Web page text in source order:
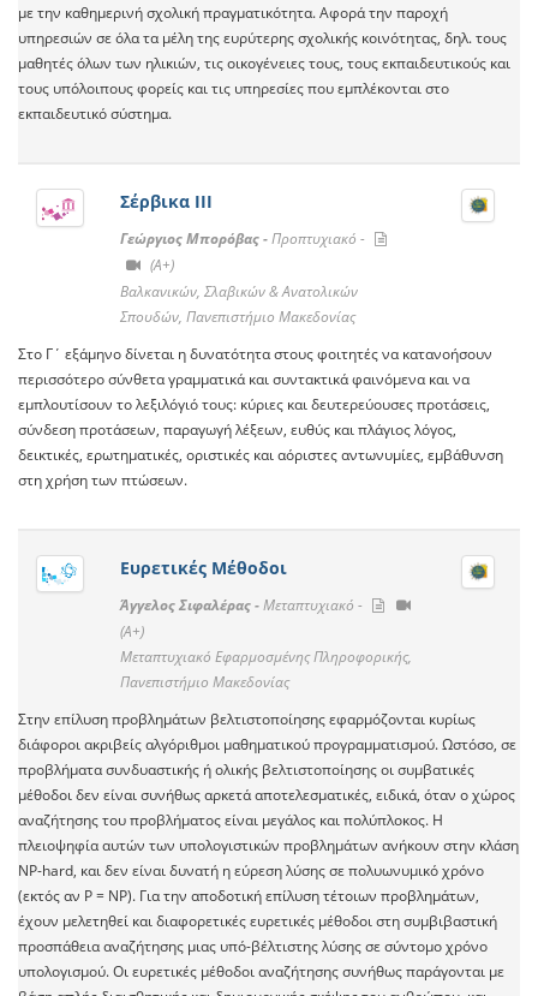
με την καθημερινή σχολική πραγματικότητα. Αφορά την παροχή
υπηρεσιών σε όλα τα μέλη της ευρύτερης σχολικής κοινότητας, δηλ. τους
μαθητές όλων των ηλικιών, τις οικογένειες τους, τους εκπαιδευτικούς και
τους υπόλοιπους φορείς και τις υπηρεσίες που εμπλέκονται στο
εκπαιδευτικό σύστημα.
Σέρβικα ΙΙΙ
Γεώργιος Μπορόβας -Προπτυχιακό -
(A+)
Βαλκανικών, Σλαβικών & Ανατολικών
Σπουδών, Πανεπιστήμιο Μακεδονίας
Στο Γ΄ εξάμηνο δίνεται η δυνατότητα στους φοιτητές να κατανοήσουν
περισσότερο σύνθετα γραμματικά και συντακτικά φαινόμενα και να
εμπλουτίσουν το λεξιλόγιό τους: κύριες και δευτερεύουσες προτάσεις,
σύνδεση προτάσεων, παραγωγή λέξεων, ευθύς και πλάγιος λόγος,
δεικτικές, ερωτηματικές, οριστικές και αόριστες αντωνυμίες, εμβάθυνση
στη χρήση των πτώσεων.
Ευρετικές Μέθοδοι
Άγγελος Σιφαλέρας -Μεταπτυχιακό -
(A+)
Μεταπτυχιακό Εφαρμοσμένης Πληροφορικής,
Πανεπιστήμιο Μακεδονίας
Στην επίλυση προβλημάτων βελτιστοποίησης εφαρμόζονται κυρίως
διάφοροι ακριβείς αλγόριθμοι μαθηματικού προγραμματισμού. Ωστόσο, σε
προβλήματα συνδυαστικής ή ολικής βελτιστοποίησης οι συμβατικές
μέθοδοι δεν είναι συνήθως αρκετά αποτελεσματικές, ειδικά, όταν ο χώρος
αναζήτησης του προβλήματος είναι μεγάλος και πολύπλοκος. Η
πλειοψηφία αυτών των υπολογιστικών προβλημάτων ανήκουν στην κλάση
NP-hard, και δεν είναι δυνατή η εύρεση λύσης σε πολυωνυμικό χρόνο
(εκτός αν P = NP). Για την αποδοτική επίλυση τέτοιων προβλημάτων,
έχουν μελετηθεί και διαφορετικές ευρετικές μέθοδοι στη συμβιβαστική
προσπάθεια αναζήτησης μιας υπό-βέλτιστης λύσης σε σύντομο χρόνο
υπολογισμού. Οι ευρετικές μέθοδοι αναζήτησης συνήθως παράγονται με